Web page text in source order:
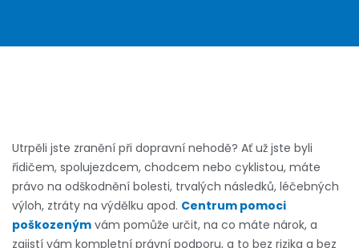
Utrpěli jste zranění při dopravní nehodě? Ať už jste byli
řidičem, spolujezdcem, chodcem nebo cyklistou, máte
právo na odškodnění bolesti, trvalých následků, léčebných
výloh, ztráty na výdělku apod. Centrum pomoci
poškozeným vám pomůže určit, na co máte nárok, a
zajistí vám kompletní právní podporu, a to bez rizika a bez